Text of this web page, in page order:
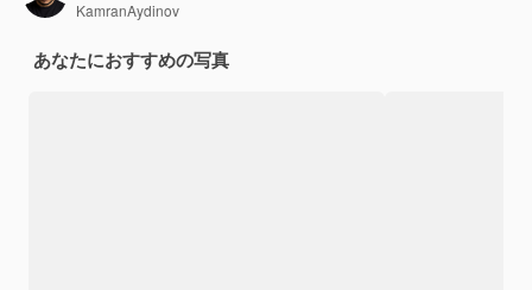
KamranAydinov
あなたにおすすめの写真